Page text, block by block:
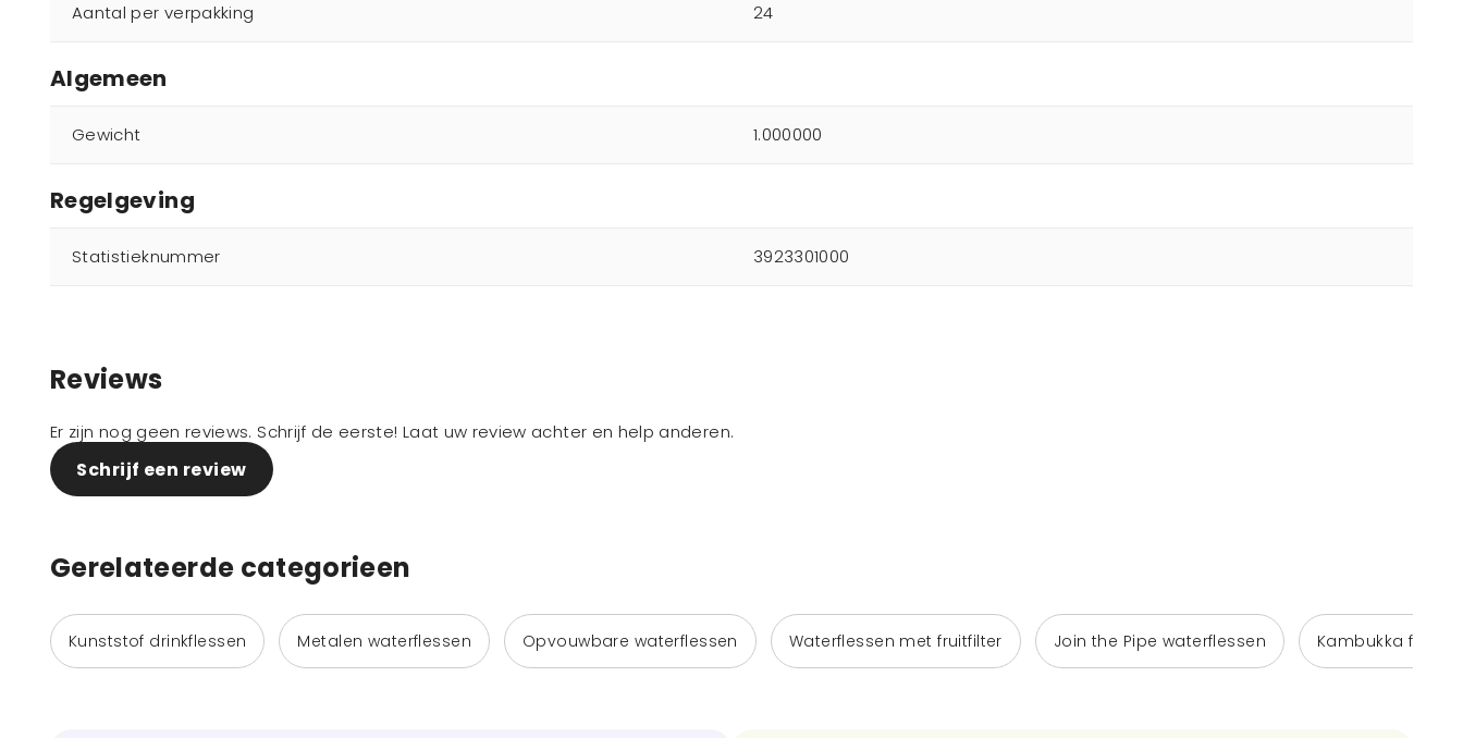
Aantal per verpakking 24
Algemeen
Gewicht 1.000000
Regelgeving
Statistieknummer 3923301000
Reviews
Er zijn nog geen reviews. Schrijf de eerste! Laat uw review achter en help anderen.
Schrijf een review
Gerelateerde categorieen
Kunststof drinkflessen Metalen waterflessen Opvouwbare waterflessen Waterflessen met fruitfilter Join the Pipe waterflessen Kambukka